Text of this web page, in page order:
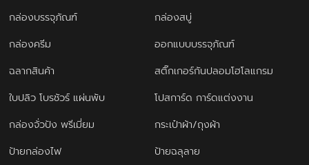
กล่องบรรจุภัณฑ์
กล่องสบู่
กล่องครีม
ออกแบบบรรจุภัณฑ์
ฉลากสินค้า
สติ๊กเกอร์กันปลอมโฮโลแกรม
ใบปลิว โบรชัวร์ แผ่นพับ
โปสการ์ด การ์ดแต่งงาน
กล่องจั่วปัง พรีเมี่ยม
กระเป๋าผ้า/ถุงผ้า
ป้ายกล่องไฟ
ป้ายฉลุลาย